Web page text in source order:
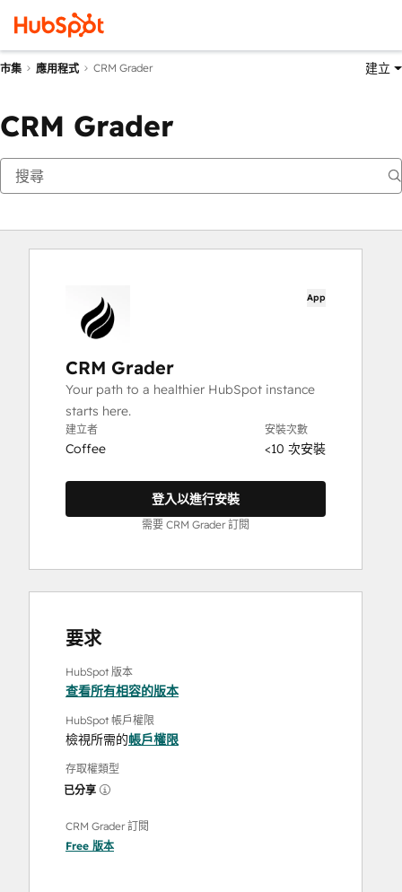
市集 應用程式 CRM Grader 建立
CRM Grader
App
CRM Grader
Your path to a healthier HubSpot instance
starts here.
建立者
Coffee
安裝次數
<10 次安裝
登入以進行安裝
需要 CRM Grader 訂閱
要求
HubSpot 版本
查看所有相容的版本
HubSpot 帳戶權限
檢視所需的帳戶權限
存取權類型
已分享
CRM Grader 訂閱
Free 版本